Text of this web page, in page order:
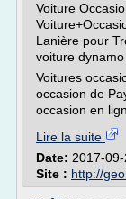
Voiture
Lanière pour
voiture
Voitures
occasion de
occasion en
Lire la suite
Date: 2017-
Site : http://